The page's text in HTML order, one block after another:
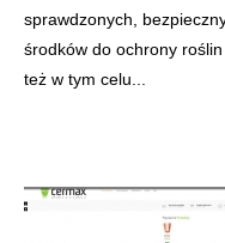
sprawdzonych,
środków do ochrony
też w tym celu...